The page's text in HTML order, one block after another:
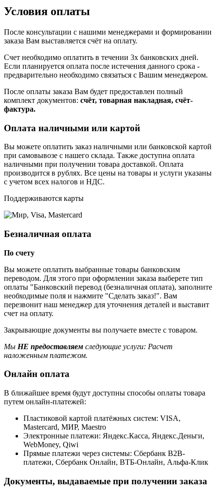
Условия оплаты
После консультации с нашими менеджерами и формировании
заказа Вам выставляется счёт на оплату.
Счет необходимо оплатить в течении 3х банковских дней.
Если планируется оплата после истечения данного срока -
предварительно необходимо связаться с Вашим менеджером.
После оплаты заказа Вам будет предоставлен полный
комплект документов: счёт, товарная накладная, счёт-
фактура.
Оплата наличными или картой
Вы можете оплатить заказ наличными или банковской картой
при самовывозе с нашего склада. Также доступна оплата
наличными при получении товара доставкой. Оплата
производится в рублях. Все цены на товары и услуги указаны
с учетом всех налогов и НДС.
Поддерживаются карты
Безналичная оплата
По счету
Вы можете оплатить выбранные товары банковским
переводом. Для этого при оформлении заказа выберете тип
оплаты "Банковский перевод (безналичная оплата), заполните
необходимые поля и нажмите "Сделать заказ!". Вам
перезвонит наш менеджер для уточнения деталей и выставит
счет на оплату.
Закрывающие документы вы получаете вместе с товаром.
Мы НЕ предоставляем следующие услуги: Расчет
наложенным платежом.
Онлайн оплата
В ближайшее время будут доступны способы оплаты товара
путем онлайн-платежей:
Пластиковой картой платёжных систем: VISA,
Mastercard, МИР, Maestrо
Электронные платежи: Яндекс.Касса, Яндекс.Деньги,
WebMoney, Qiwi
Прямые платежи через системы: Сбербанк B2B-
платежи, Сбербанк Онлайн, ВТБ-Онлайн, Альфа-Клик
Документы, выдаваемые при получении заказа